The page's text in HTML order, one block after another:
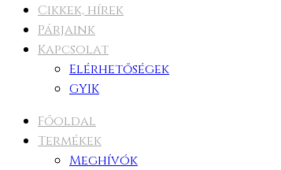
Cikkek, hírek
Párjaink
Kapcsolat
Elérhetőségek
GYIK
Főoldal
Termékek
Meghívók